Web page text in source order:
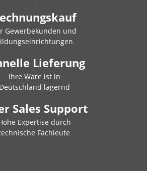
Gewerbekunden und
Lieferung
Ihre Ware ist in
Deutschland lagernd
Sales Support
Expertise durch
Fachleute